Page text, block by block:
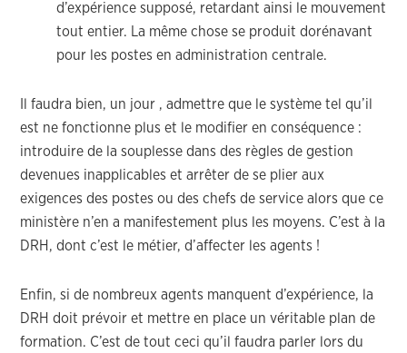
d’expérience supposé, retardant ainsi le mouvement
tout entier. La même chose se produit dorénavant
pour les postes en administration centrale.
Il faudra bien, un jour , admettre que le système tel qu’il
est ne fonctionne plus et le modifier en conséquence :
introduire de la souplesse dans des règles de gestion
devenues inapplicables et arrêter de se plier aux
exigences des postes ou des chefs de service alors que ce
ministère n’en a manifestement plus les moyens. C’est à la
DRH, dont c’est le métier, d’affecter les agents !
Enfin, si de nombreux agents manquent d’expérience, la
DRH doit prévoir et mettre en place un véritable plan de
formation. C’est de tout ceci qu’il faudra parler lors du